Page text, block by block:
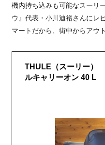
機内持ち込みも可能なスーリ
ウ』代表・小川迪裕さんにレ
マートだから、街中からアウ
THULE（スーリー）
ルキャリーオン 40 L